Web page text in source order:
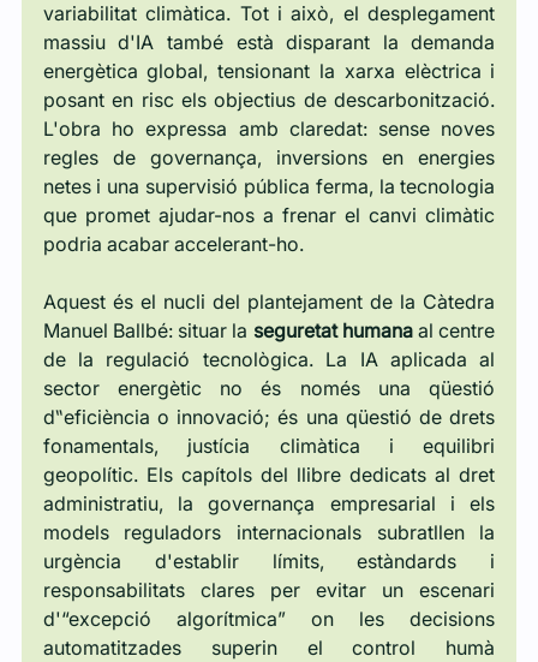
variabilitat climàtica. Tot i això, el desplegament
massiu d'IA també està disparant la demanda
energètica global, tensionant la xarxa elèctrica i
posant en risc els objectius de descarbonització.
L'obra ho expressa amb claredat: sense noves
regles de governança, inversions en energies
netes i una supervisió pública ferma, la tecnologia
que promet ajudar-nos a frenar el canvi climàtic
podria acabar accelerant-ho.
Aquest és el nucli del plantejament de la Càtedra
Manuel Ballbé: situar la seguretat humana al centre
de la regulació tecnològica. La IA aplicada al
sector energètic no és només una qüestió
d‟eficiència o innovació; és una qüestió de drets
fonamentals, justícia climàtica i equilibri
geopolític. Els capítols del llibre dedicats al dret
administratiu, la governança empresarial i els
models reguladors internacionals subratllen la
urgència d'establir límits, estàndards i
responsabilitats clares per evitar un escenari
d'“excepció algorítmica” on les decisions
automatitzades superin el control humà